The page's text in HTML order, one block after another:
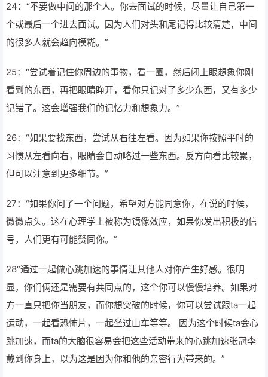
24：“不要做中间的那个人。你去面试的时候，尽量让自己第一
个或最后一个进去面试。因为人们对头和尾记得比较清楚，中间
的很多人就会趋向模糊。”
25：“尝试着记住你周边的事物，看一圈，然后闭上眼想象你刚
看到的东西，再把眼睛睁开，看你只记对了多少东西，又有多少
记错了。这会增强我们的记忆力和想象力。”
26：“如果要找东西，尝试从右往左看。因为如果你按照平时的
习惯从左看向右，眼睛会自动略过一些东西。反方向看比较累，
但可以注意到更多细节。”
27：“如果你问了一个问题，希望对方能同意你，在说的时候，
微微点头。这在心理学上被称为镜像效应，如果你发出积极的信
号，人们更有可能赞同你。”
28“通过一起做心跳加速的事情让其他人对你产生好感。很明
显，你们俩还是需要有共同点的，这个你可以慢慢培养。如果对
方一直只把你当朋友，而你想突破的时候，你可以尝试跟ta一起
运动，一起看恐怖片，一起坐过山车等等。 因为这个时候ta会心
跳加速，而ta的大脑很容易会把这些活动带来的心跳加速张冠李
戴到你身上，以为这是因为你和他的亲密行为带来的。”